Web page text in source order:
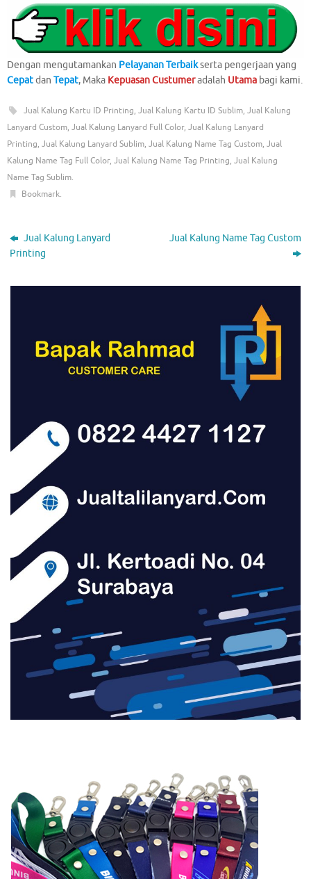
Dengan mengutamankan Pelayanan Terbaikserta pengerjaan yang
Cepatdan Tepat, Maka Kepuasan Custumeradalah Utama bagi kami.
Jual Kalung Kartu ID Printing, Jual Kalung Kartu ID Sublim, Jual Kalung
Lanyard Custom, Jual Kalung Lanyard Full Color, Jual Kalung Lanyard
Printing, Jual Kalung Lanyard Sublim, Jual Kalung Name Tag Custom, Jual
Kalung Name Tag Full Color, Jual Kalung Name Tag Printing, Jual Kalung
Name Tag Sublim.
Bookmark.
Jual Kalung Lanyard
Printing
Jual Kalung Name Tag Custom